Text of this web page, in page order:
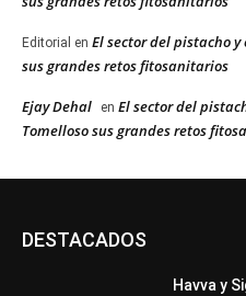
Editorial en El sector del pistacho
sus grandes retos fitosanitarios
Ejay Dehal en El sector del
Tomelloso sus grandes retos
DESTACADOS
Havva y